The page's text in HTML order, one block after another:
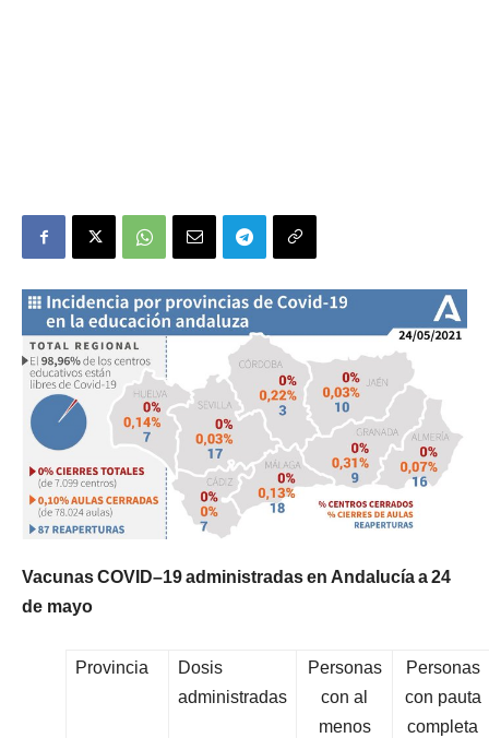
VacunasCOV D–19ad ministradasen Anda ucíaa24
de mayo
Provincia
Dosis
administradas
Personas
con al
menos
Personas
con pauta
completa